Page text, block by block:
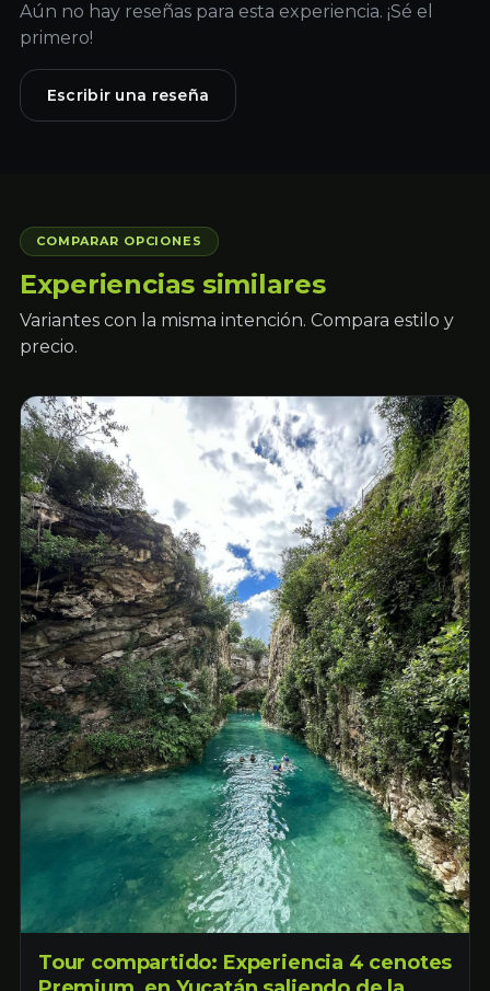
Aún no hay reseñas para esta experiencia. ¡Sé el
primero!
Escribir una reseña
COMPARAR OPCIONES
Experiencias similares
Variantes con la misma intención. Compara estilo y
precio.
Tour compartido: Experiencia 4 cenotes